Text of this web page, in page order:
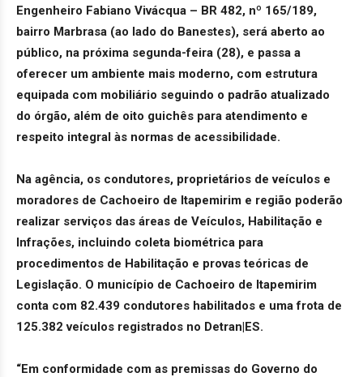
Engenheiro Fabiano Vivácqua – BR 482, nº 165/189,
bairro Marbrasa (ao lado do Banestes), será aberto ao
público, na próxima segunda-feira (28), e passa a
oferecer um ambiente mais moderno, com estrutura
equipada com mobiliário seguindo o padrão atualizado
do órgão, além de oito guichês para atendimento e
respeito integral às normas de acessibilidade.
Na agência, os condutores, proprietários de veículos e
moradores de Cachoeiro de Itapemirim e região poderão
realizar serviços das áreas de Veículos, Habilitação e
Infrações, incluindo coleta biométrica para
procedimentos de Habilitação e provas teóricas de
Legislação. O município de Cachoeiro de Itapemirim
conta com 82.439 condutores habilitados e uma frota de
125.382 veículos registrados no Detran|ES.
“Em conformidade com as premissas do Governo do